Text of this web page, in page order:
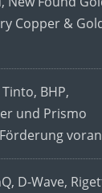
Copper &
BHP,
und Prismo
voran
D-Wave,